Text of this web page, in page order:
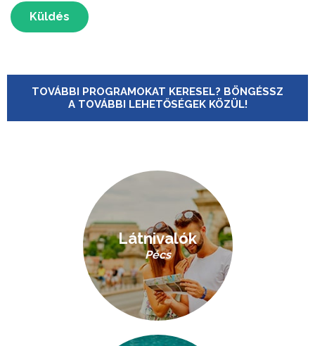
Küldés
TOVÁBBI PROGRAMOKAT KERESEL? BÖNGÉSSZ
A TOVÁBBI LEHETŐSÉGEK KÖZÜL!
Látnivalók
Pécs